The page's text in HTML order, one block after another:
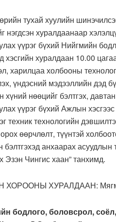
тухай хуулийн
нэгдсэн хуралдаанаар
үүрэг бүхий Нийгмийн
хуралдаан 10.00
харилцаа холбооны
үндэсний мэдээллийн дэд
хүний нөөцийг бэлтгэх,
үүрэг бүхий Ажлын
техник технологийн
өөрчлөлт, түүнтэй
бэлтгэхэд анхаарах
Эзэн Чингис хаан” танхимд.
ХУРАЛДААН:
бодлого, боловсрол,